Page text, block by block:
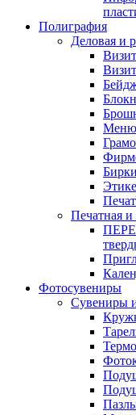
Полиграфия
Деловая и
Меню
Печатная и
Фотосувениры
Сувениры